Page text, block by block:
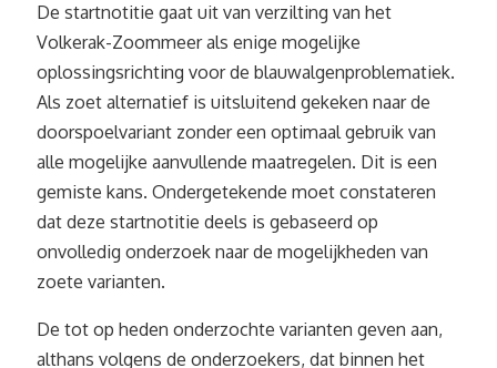
De startnotitie gaat uit van verzilting van het
Volkerak-Zoommeer als enige mogelijke
oplossingsrichting voor de blauwalgenproblematiek.
Als zoet alternatief is uitsluitend gekeken naar de
doorspoelvariant zonder een optimaal gebruik van
alle mogelijke aanvullende maatregelen. Dit is een
gemiste kans. Ondergetekende moet constateren
dat deze startnotitie deels is gebaseerd op
onvolledig onderzoek naar de mogelijkheden van
zoete varianten.
De tot op heden onderzochte varianten geven aan,
althans volgens de onderzoekers, dat binnen het